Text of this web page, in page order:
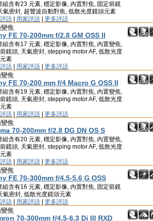
組含有23 元素, 穩定影像, 內置對焦, 固定前鏡
氣密封, 超聲波自動對焦, 低散光度鏡頭元素
語 用家評語 更多評語
焦
FE 70-200mm f/2.8 GM OSS II
組含有17 元素, 穩定影像, 內置對焦, 內置變焦,
鏡頭, 天氣密封, stepping motor AF, 低散光度
素
語 用家評語 更多評語
焦
FE 70-200 mm f/4 Macro G OSS II
組含有19 元素, 穩定影像, 內置對焦, 內置變焦,
鏡頭, 天氣密封, stepping motor AF, 低散光度
素
語 用家評語 更多評語
焦
70-200mm f/2.8 DG DN OS S
組含有20 元素, 穩定影像, 內置對焦, 內置變焦,
鏡頭, 天氣密封, stepping motor AF, 低散光度
素
語 用家評語 更多評語
焦
FE 70-300mm f/4.5-5.6 G OSS
組含有16 元素, 穩定影像, 內置對焦, 固定前鏡
氣密封, 低散光度鏡頭元素
語 用家評語 更多評語
焦
70-300mm f/4.5-6.3 Di III RXD